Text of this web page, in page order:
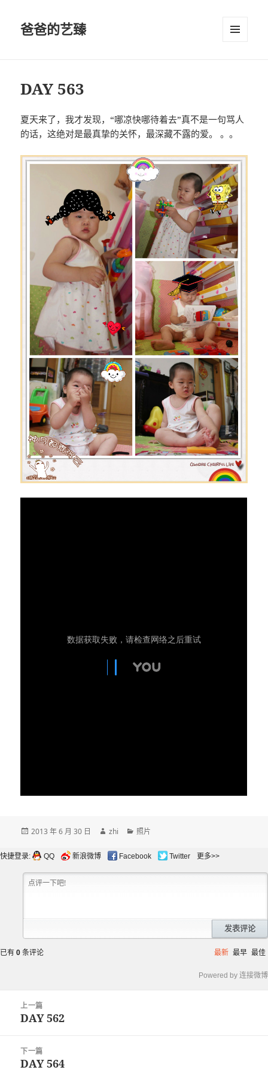
爸爸的艺臻
DAY 563
夏天来了，我才发现，“哪凉快哪待着去”真不是一句骂人
的话，这绝对是最真挚的关怀，最深藏不露的爱。 。。
发
于
2013 年 6 月 30 日
作
zhi
分
照片
快捷登录: QQ 新浪微博 Facebook Twitter 更多>>
发表评论
已有 0 条评论 最新 最早 最佳
Powered by 连接微博
上一篇
上
文
章：
DAY 562
下一篇
下
DAY 564